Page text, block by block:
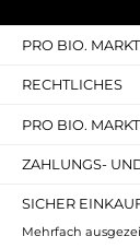
PRO BIO. MARKT
RECHTLICHES
PRO BIO.
ZAHLUNGS-
SICHER
Mehrfach